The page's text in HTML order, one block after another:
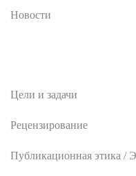
Новости
Цели и задачи
Рецензирование
Публикационная этика /